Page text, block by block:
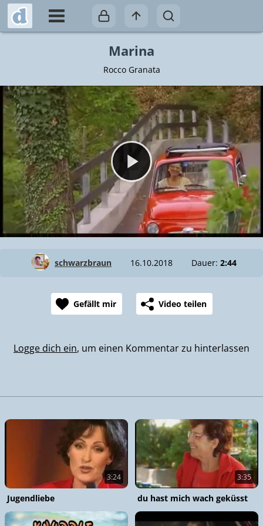
Marina
Rocco Granata
Video abspielen
schwarzbraun 16.10.2018 Dauer: 2:44
Gefällt mir Video teilen
Logge dich ein, um einen Kommentar zu hinterlassen
3:24
Jugendliebe
3:35
du hast mich wach geküsst